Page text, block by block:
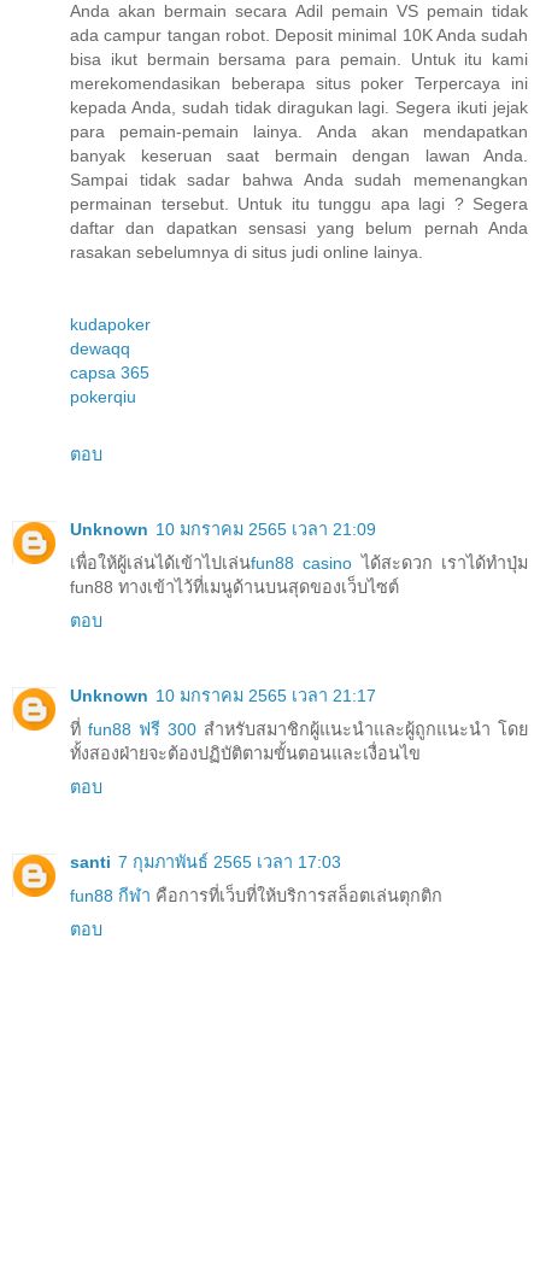
Anda akan bermain secara Adil pemain VS pemain tidak
ada campur tangan robot. Deposit minimal 10K Anda sudah
bisa ikut bermain bersama para pemain. Untuk itu kami
merekomendasikan beberapa situs poker Terpercaya ini
kepada Anda, sudah tidak diragukan lagi. Segera ikuti jejak
para pemain-pemain lainya. Anda akan mendapatkan
banyak keseruan saat bermain dengan lawan Anda.
Sampai tidak sadar bahwa Anda sudah memenangkan
permainan tersebut. Untuk itu tunggu apa lagi ? Segera
daftar dan dapatkan sensasi yang belum pernah Anda
rasakan sebelumnya di situs judi online lainya.
kudapoker
dewaqq
capsa 365
pokerqiu
ตอบ
Unknown 10 มกราคม 2565 เวลา 21:09
เพื่อให้ผู้เล่นได้เข้าไปเล่นfun88 casino ได้สะดวก เราได้ทำปุ่ม
fun88 ทางเข้าไว้ที่เมนูด้านบนสุดของเว็บไซต์
ตอบ
Unknown 10 มกราคม 2565 เวลา 21:17
ที่ fun88 ฟรี 300 สำหรับสมาชิกผู้แนะนำและผู้ถูกแนะนำ โดย
ทั้งสองฝ่ายจะต้องปฏิบัติตามขั้นตอนและเงื่อนไข
ตอบ
santi 7 กุมภาพันธ์ 2565 เวลา 17:03
fun88 กีฬา คือการที่เว็บที่ให้บริการสล็อตเล่นตุกติก
ตอบ